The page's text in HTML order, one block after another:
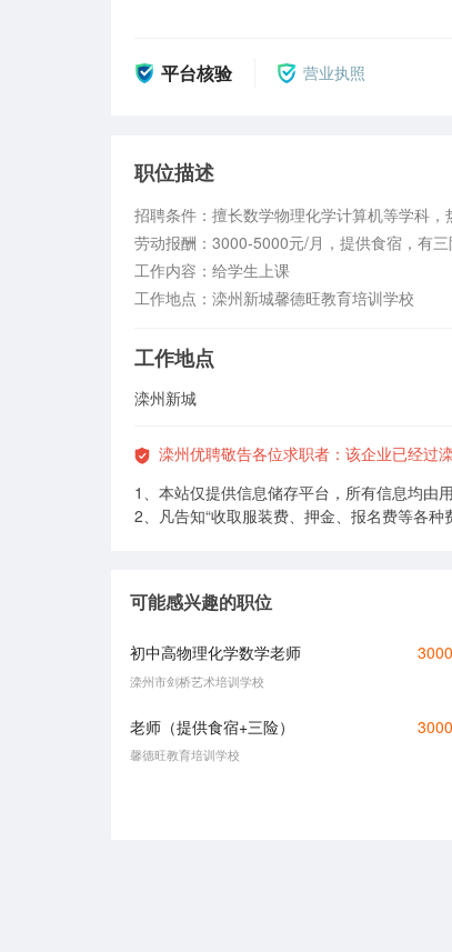
平台核验 营业执照
职位描述
招聘条件：擅长数学物理化学计算机等学科，
劳动报酬：3000-5000元/月，提供食宿，有三
工作内容：给学生上课
工作地点：滦州新城馨德旺教育培训学校
工作地点
滦州新城
滦州优聘敬告各位求职者：该企业已经过
1、本站仅提供信息储存平台，所有信息均由
2、凡告知“收取服装费、押金、报名费等各种
可能感兴趣的职位
初中高物理化学数学老师
滦州市剑桥艺术培训学校
老师（提供食宿+三险）
馨德旺教育培训学校